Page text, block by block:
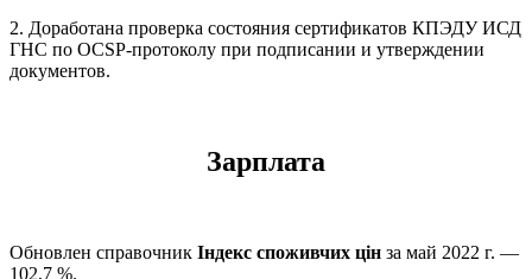
2. Доработана проверка состояния сертификатов КПЭДУ ИСД
ГНС по OCSP-протоколу при подписании и утверждении
документов.
Зарплата
Обновлен справочник Індекс споживчих цін за май 2022 г. —
102,7 %.